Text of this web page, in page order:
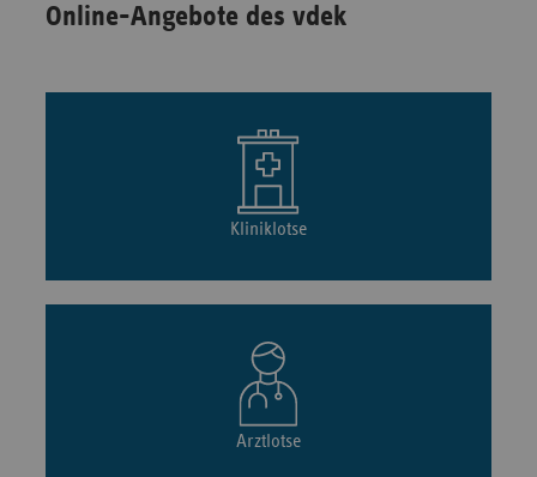
Online-Angebote des vdek
Kliniklotse
Arztlotse